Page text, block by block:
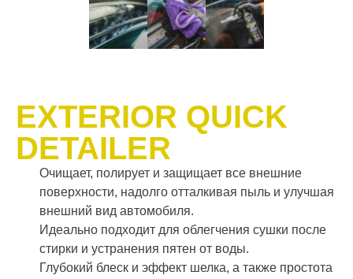
EXTERIOR QUICK
DETAILER
Очищает, полирует и защищает все внешние
поверхности, надолго отталкивая пыль и улучшая
внешний вид автомобиля.
Идеально подходит для облегчения сушки после
стирки и устранения пятен от воды.
Глубокий блеск и эффект шелка, а также простота